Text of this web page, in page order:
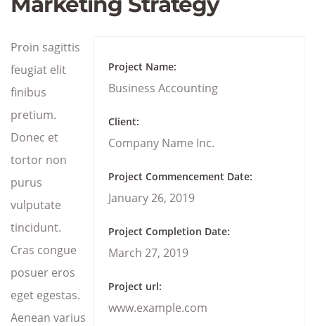
Project Name:
Business Accounting
Client:
Company Name Inc.
Project Commencement Date:
January 26, 2019
Project Completion Date:
March 27, 2019
Project url:
www.example.com
Proin sagittis
feugiat elit
finibus
pretium.
Donec et
tortor non
purus
vulputate
tincidunt.
Cras congue
posuer eros
eget egestas.
Aenean varius